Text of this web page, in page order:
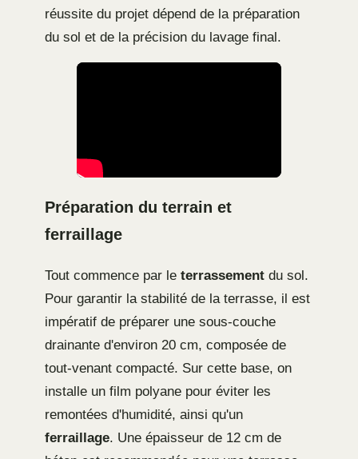
réussite du projet dépend de la préparation
du sol et de la précision du lavage final.
Préparation du terrain et
ferraillage
Tout commence par le terrassement du sol.
Pour garantir la stabilité de la terrasse, il est
impératif de préparer une sous-couche
drainante d'environ 20 cm, composée de
tout-venant compacté. Sur cette base, on
installe un film polyane pour éviter les
remontées d'humidité, ainsi qu'un
ferraillage. Une épaisseur de 12 cm de